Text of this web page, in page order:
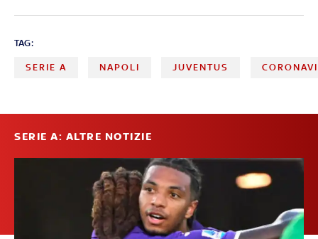
TAG:
SERIE A NAPOLI JUVENTUS
SERIE A: ALTRE NOTIZIE